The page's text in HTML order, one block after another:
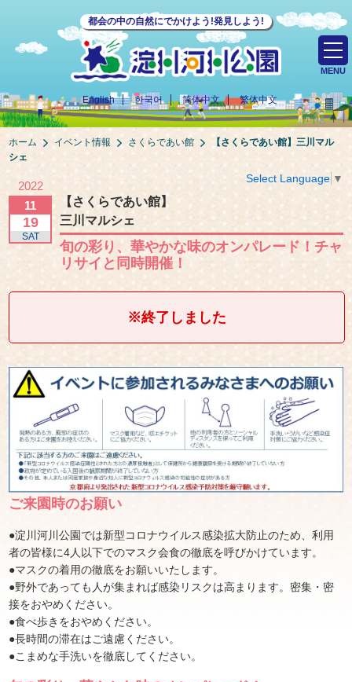
都会の中の自然にでかけよう!発見しよう!
English 한국어 简体中文 繁体中文
MENU
ホーム イベント情報 さくらであい館 【さくらであい館】三川マル
シェ
Select Language ▼
2022
11
19
SAT
【さくらであい館】
三川マルシェ
旬の彩り、華やかな味のオンパレード！チャ
リサイと同時開催！
※終了しました
ご来園時のお願い
●淀川河川公園では新型コロナウイルス感染拡大防止のため、利用
者の皆様に4人以下でのマスク会食の徹底を呼びかけています。
●マスクの着用の徹底をお願いいたします。
●野外であっても人が集まれば感染リスクは高まります。密集・密
接をおやめください。
●食べ歩きをおやめください。
●長時間の滞在はご遠慮ください。
●こまめな手洗いを徹底してください。